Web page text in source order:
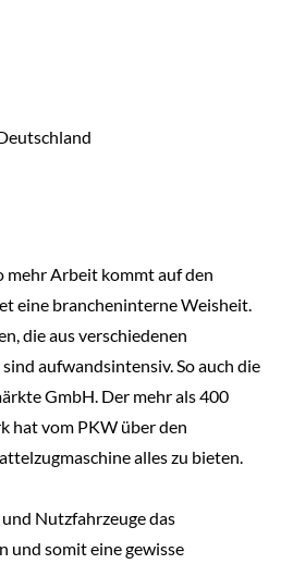
mehr Arbeit kommt auf den
eine brancheninterne Weisheit.
die aus verschiedenen
aufwandsintensiv. So auch die
GmbH. Der mehr als 400
hat vom PKW über den
alles zu bieten.
Nutzfahrzeuge das
und somit eine gewisse